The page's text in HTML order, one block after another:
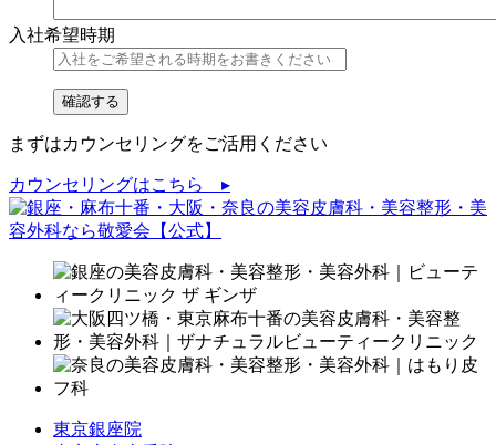
入社希望時期
まずはカウンセリングをご活用ください
カウンセリングはこちら ▸
東京銀座院